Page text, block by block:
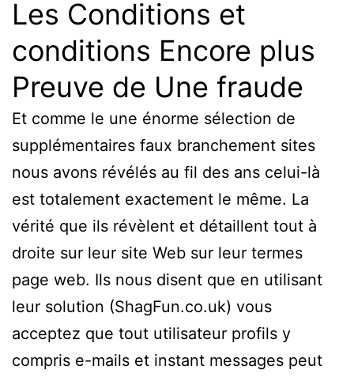
Les Conditions et
conditions Encore plus
Preuve de Une fraude
Et comme le une énorme sélection de
supplémentaires faux branchement sites
nous avons révélés au fil des ans celui-là
est totalement exactement le même. La
vérité que ils révèlent et détaillent tout à
droite sur leur site Web sur leur termes
page web. Ils nous disent que en utilisant
leur solution (ShagFun.co.uk) vous
acceptez que tout utilisateur profils y
compris e-mails et instant messages peut